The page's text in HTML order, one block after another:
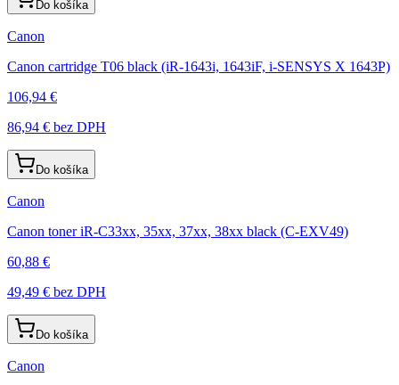
Do košíka
Canon
Canon cartridge T06 black (iR-1643i, 1643iF, i-SENSYS X 1643P)
106,94 €
86,94 € bez DPH
Do košíka
Canon
Canon toner iR-C33xx, 35xx, 37xx, 38xx black (C-EXV49)
60,88 €
49,49 € bez DPH
Do košíka
Canon